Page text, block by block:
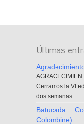
Últimas
Cerramos la VI
dos semanas...
Batucada…
Colombine)